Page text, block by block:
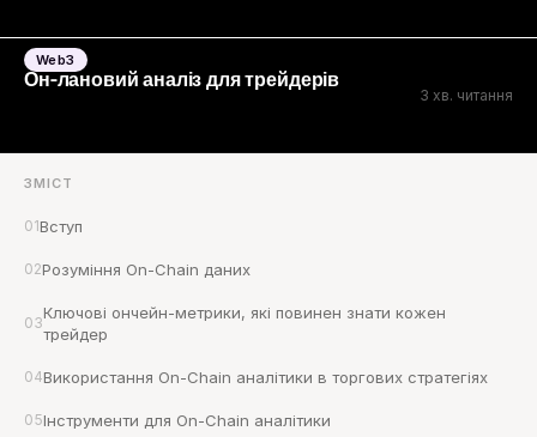
Web3
Он-лановий аналіз для трейдерів
3 хв. читання
ЗМІСТ
01Вступ
02Розуміння On-Chain даних
03
Ключові ончейн-метрики, які повинен знати кожен
трейдер
04Використання On-Chain аналітики в торгових стратегіях
05Інструменти для On-Chain аналітики